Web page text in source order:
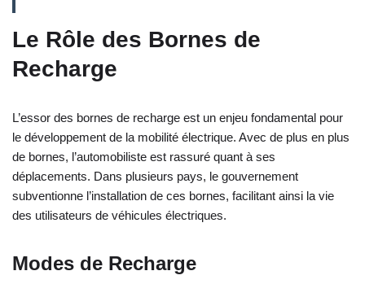
Le Rôle des Bornes de
Recharge
L’essor des bornes de recharge est un enjeu fondamental pour
le développement de la mobilité électrique. Avec de plus en plus
de bornes, l’automobiliste est rassuré quant à ses
déplacements. Dans plusieurs pays, le gouvernement
subventionne l’installation de ces bornes, facilitant ainsi la vie
des utilisateurs de véhicules électriques.
Modes de Recharge